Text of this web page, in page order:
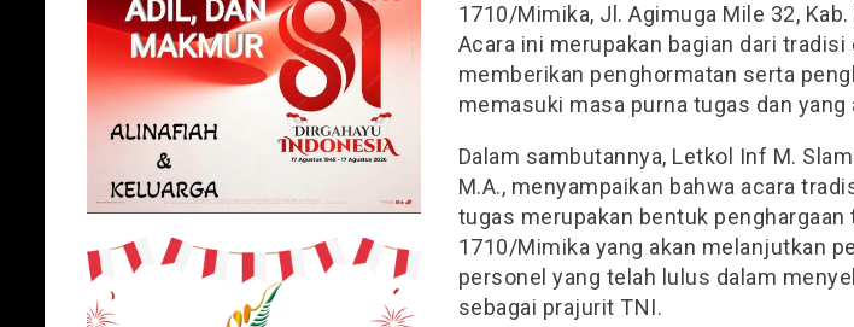
1710/Mimika, Jl. Agimuga Mile 32,
Acara ini merupakan bagian dari tradisi
memberikan penghormatan serta
memasuki masa purna tugas dan
Dalam sambutannya, Letkol Inf M.
M.A., menyampaikan bahwa acara
tugas merupakan bentuk
1710/Mimika yang akan melanjutkan
personel yang telah lulus dalam
sebagai prajurit TNI.